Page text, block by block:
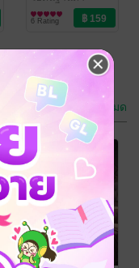
มนยุค80
นิยายรัก
6 Rating
ดูทั้งหมด